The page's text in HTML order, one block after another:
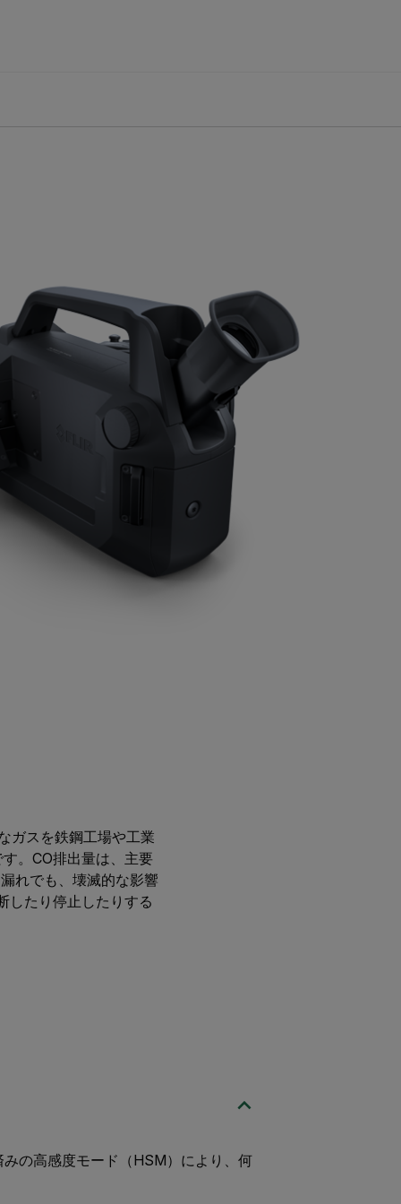
ガスを鉄鋼工場や工業
。CO排出量は、主要
れでも、壊滅的な影響
したり停止したりする
の高感度モード（HSM）により、何